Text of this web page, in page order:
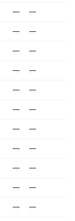
— —
— —
— —
— —
— —
— —
— —
— —
— —
— —
— —